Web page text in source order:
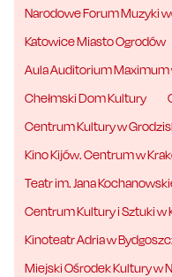
Narodowe Forum Muzyki
Katowice Miasto Ogrodów
Aula Auditorium Maximum
Chełmski Dom Kultury
Centrum Kultury w
Kino Kijów. Centrum w
Teatr im. Jana
Centrum Kultury i Sztuki w
Kinoteatr Adria w
Miejski Ośrodek Kultury w